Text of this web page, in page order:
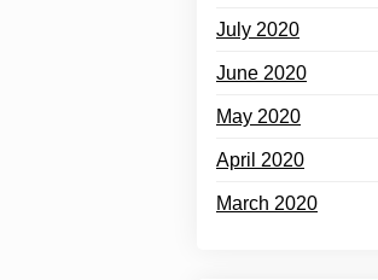
July 2020
June 2020
May 2020
April 2020
March 2020